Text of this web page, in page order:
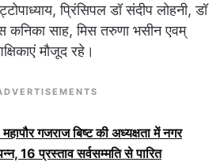
प्रिंसिपल डॉ संदीप लोहनी, डॉ
कनिका साह, मिस तरुणा भसीन एवम्
मौजूद रहे।
महापौर गजराज बिष्ट की अध्यक्षता में नगर
16 प्रस्ताव सर्वसम्मति से पारित